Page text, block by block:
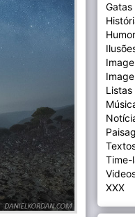
Gatas
Humor
Listas
Time-
XXX